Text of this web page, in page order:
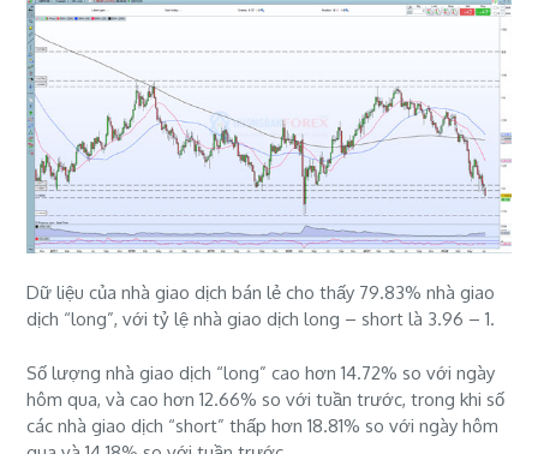
Dữ liệu của nhà giao dịch bán lẻ cho thấy 79.83% nhà giao
dịch “long”, với tỷ lệ nhà giao dịch long – short là 3.96 – 1.
Số lượng nhà giao dịch “long” cao hơn 14.72% so với ngày
hôm qua, và cao hơn 12.66% so với tuần trước, trong khi số
các nhà giao dịch “short” thấp hơn 18.81% so với ngày hôm